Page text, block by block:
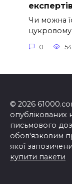
експертів
Чи можна
цукровому
0 54
© 2026
опублікованих
письмового
обов'язковим
якої
купити пакети